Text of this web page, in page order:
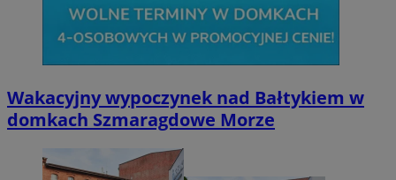
Wakacyjny wypoczynek nad Bałtykiem w
domkach Szmaragdowe Morze